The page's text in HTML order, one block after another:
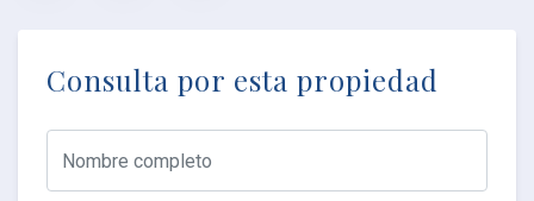
Consulta por esta propiedad